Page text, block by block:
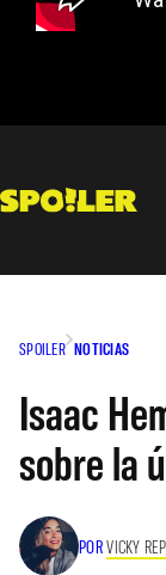
SPOILER NOTICIAS
Isaac
sobre la
PORVICKY